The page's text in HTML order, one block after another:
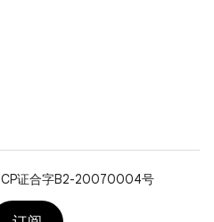
证合字B2-20070004号